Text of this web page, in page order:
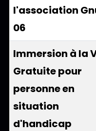
l'association
06
Immersion à la
Gratuite pour
personne en
situation
d'handicap